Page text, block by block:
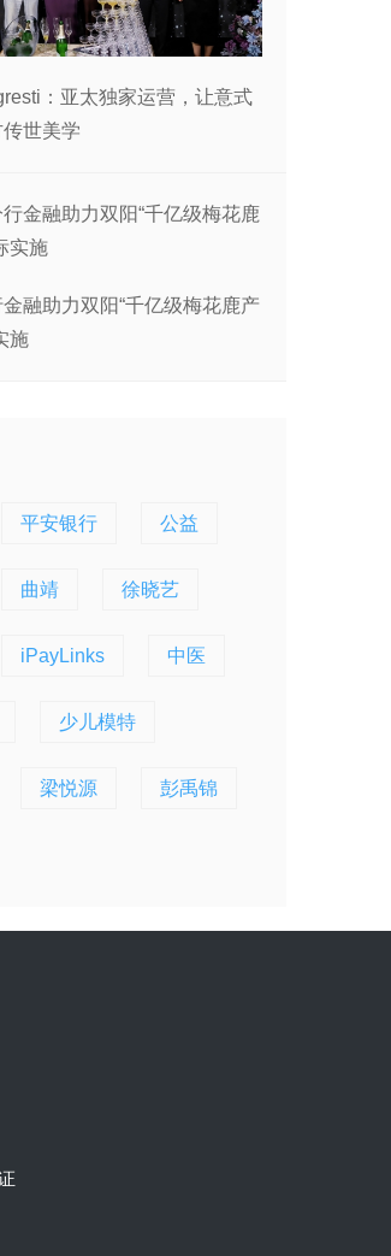
：亚太独家运营，让意式
世美学
融助力双阳“千亿级梅花鹿产
施
平安银行 公益
曲靖 徐晓艺
iPayLinks 中医
少儿模特
梁悦源 彭禹锦